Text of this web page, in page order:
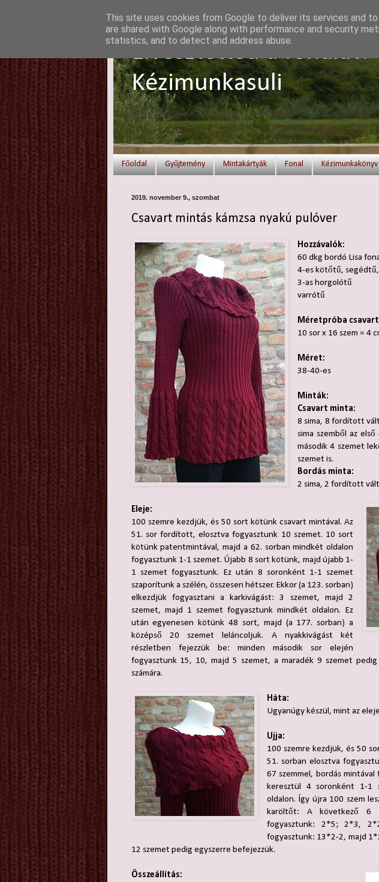
Elvesztetted a
Kézimunkasuli
Főoldal Gyűjtemény Mintakártyák Fonal Kézimunkakönyv
2019. november 9., szombat
Csavart mintás kámzsa nyakú pulóver
Hozzávalók:
60 dkg bordó Lisa
4-es kötőtű,
3-as horgolótű
varrótű
Méretpróba
10 sor x 16 szem = 4
Méret:
38-40-es
Minták:
Csavart minta:
8 sima, 8 fordított
sima szemből az
második 4 szemet
szemet is.
Bordás minta:
2 sima, 2 fordított
Eleje:
100 szemre kezdjük, és 50 sort kötünk csavart mintával. Az
51. sor fordított, elosztva fogyasztunk 10 szemet. 10 sort
kötünk patentmintával, majd a 62. sorban mindkét oldalon
fogyasztunk 1-1 szemet. Újabb 8 sort kötünk, majd újabb 1-
1 szemet fogyasztunk. Ez után 8 soronként 1-1 szemet
szaporítunk a szélén, összesen hétszer. Ekkor (a 123. sorban)
elkezdjük fogyasztani a karkivágást: 3 szemet, majd 2
szemet, majd 1 szemet fogyasztunk mindkét oldalon. Ez
után egyenesen kötünk 48 sort, majd (a 177. sorban) a
középső 20 szemet leláncoljuk. A nyakkivágást két
részletben fejezzük be: minden második sor elején
fogyasztunk 15, 10, majd 5 szemet, a maradék 9 szemet
számára.
Háta:
Ugyanúgy készül, mint az
Ujja:
100 szemre kezdjük, és 50
51. sorban elosztva
67 szemmel, bordás
keresztül 4 soronként 1-1
oldalon. Így újra 100 szem
karöltőt: A következő 6
fogyasztunk: 2*5; 2*3,
fogyasztunk: 13*2-2, majd
12 szemet pedig egyszerre befejezzük.
Összeállítás:
This site uses cookies from Google to deliver its services and
are shared with Google along with performance and security
statistics, and to detect and address abuse.